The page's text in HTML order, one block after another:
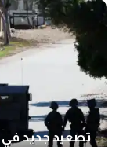
تصعيد جديد في